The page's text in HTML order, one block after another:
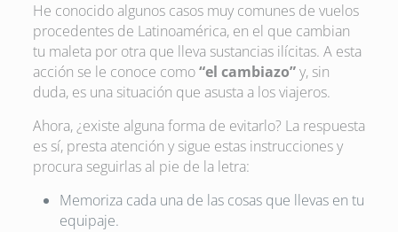
He conocido algunos casos muy comunes de vuelos
procedentes de Latinoamérica, en el que cambian
tu maleta por otra que lleva sustancias ilícitas. A esta
acción se le conoce como“el cambiazo”y, sin
duda, es una situación que asusta a los viajeros.
Ahora, ¿existe alguna forma de evitarlo? La respuesta
es sí, presta atención y sigue estas instrucciones y
procura seguirlas al pie de la letra:
Memoriza cada una de las cosas que llevas en tu
equipaje.